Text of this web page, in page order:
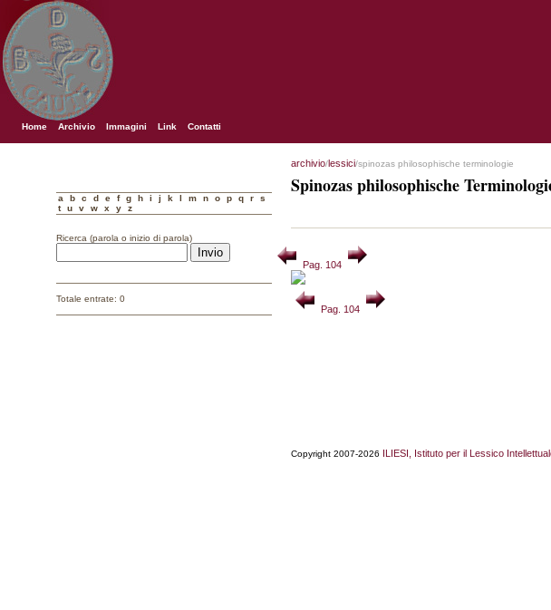
Home Archivio Immagini Link Contatti
a b c d e f g h i j k l m n o p q r
s
t
u v w x y z
Ricerca (parola o inizio di parola)
Totale entrate: 0
archivio/lessici/spinozas philosophische terminologie
Spinozas philosophische
Pag. 104
Pag. 104
Copyright 2007-2026 ILIESI, Istituto per il Lessico